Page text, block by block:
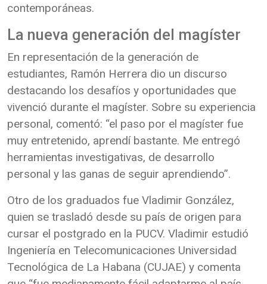
contemporáneas.
La nueva generación del magíster
En representación de la generación de
estudiantes, Ramón Herrera dio un discurso
destacando los desafíos y oportunidades que
vivenció durante el magíster. Sobre su experiencia
personal, comentó: “el paso por el magíster fue
muy entretenido, aprendí bastante. Me entregó
herramientas investigativas, de desarrollo
personal y las ganas de seguir aprendiendo”.
Otro de los graduados fue Vladimir González,
quien se trasladó desde su país de origen para
cursar el postgrado en la PUCV. Vladimir estudió
Ingeniería en Telecomunicaciones Universidad
Tecnológica de La Habana (CUJAE) y comenta